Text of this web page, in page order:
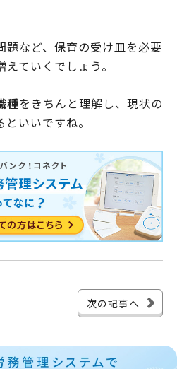
題など、保育の受け皿を必要
ていくでしょう。
種をきちんと理解し、現状の
いいですね。
次の記事へ